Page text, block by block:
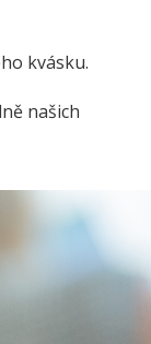
kvásku.
našich